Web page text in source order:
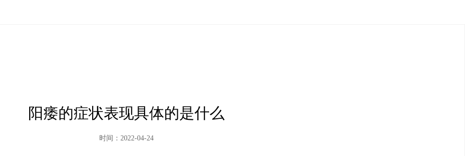
阳痿的症状表现具体的是什么
时间：2022-04-24